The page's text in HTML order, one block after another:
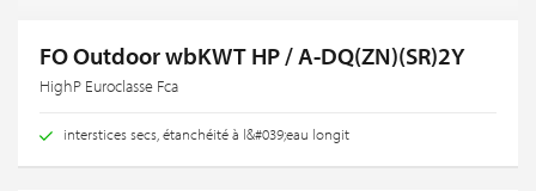
FO Outdoor wbKWT HP / A-DQ(ZN)(SR)2Y
HighP Euroclasse Fca
interstices secs, étanchéité à l&#039;eau longit